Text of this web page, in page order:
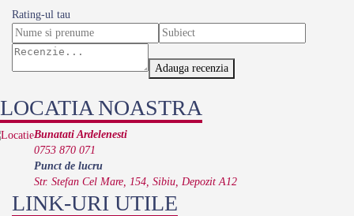
Rating-ul tau
Adauga recenzia
LOCATIA NOASTRA
Bunatati Ardelenesti
0753 870 071
Punct de lucru
Str. Stefan Cel Mare, 154, Sibiu, Depozit A12
LINK-URI UTILE